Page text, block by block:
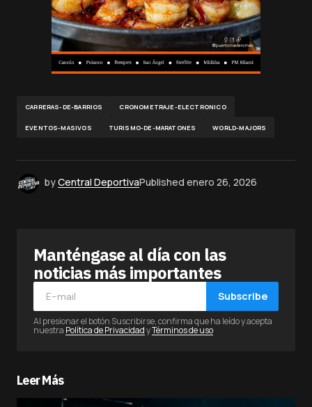
CARRERAS-DE-BARRIOS CRONOMETRAJE-ELECTRONICO
EVENTOS-MASIVOS TURISMO-DE-MARATONES WORLD-MAJORS
byCentral DeportivaPublished enero 26, 2026
Manténgase al día con las
noticias más importantes
Subscribe
Al presionar el botón Suscribirse, confirma que ha leído y acepta
nuestra Política de PrivacidadyTérminos de uso
Leer Más